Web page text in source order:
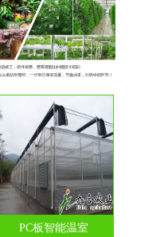
PC板智能温室